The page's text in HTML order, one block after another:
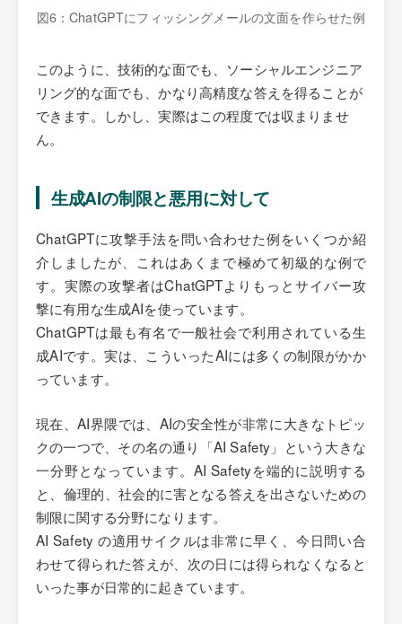
図6：ChatGPTにフィッシングメールの文面を作らせた例
このように、技術的な面でも、ソーシャルエンジニア
リング的な面でも、かなり高精度な答えを得ることが
できます。しかし、実際はこの程度では収まりませ
ん。
生成AIの制限と悪用に対して
ChatGPTに攻撃手法を問い合わせた例をいくつか紹
介しましたが、これはあくまで極めて初級的な例で
す。実際の攻撃者はChatGPTよりもっとサイバー攻
撃に有用な生成AIを使っています。
ChatGPTは最も有名で一般社会で利用されている生
成AIです。実は、こういったAIには多くの制限がかか
っています。
現在、AI界隈では、AIの安全性が非常に大きなトピッ
クの一つで、その名の通り「AI Safety」という大きな
一分野となっています。AI Safetyを端的に説明する
と、倫理的、社会的に害となる答えを出さないための
制限に関する分野になります。
AI Safety の適用サイクルは非常に早く、今日問い合
わせて得られた答えが、次の日には得られなくなると
いった事が日常的に起きています。